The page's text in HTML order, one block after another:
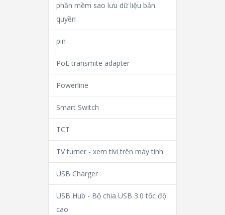
phần mềm sao lưu dữ liệu bản
quyền
pin
PoE transmite adapter
Powerline
Smart Switch
TCT
TV turner - xem tivi trên máy tính
USB Charger
USB Hub - Bộ chia USB 3.0 tốc độ
cao